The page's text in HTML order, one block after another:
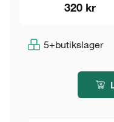
5+butikslager
320 kr